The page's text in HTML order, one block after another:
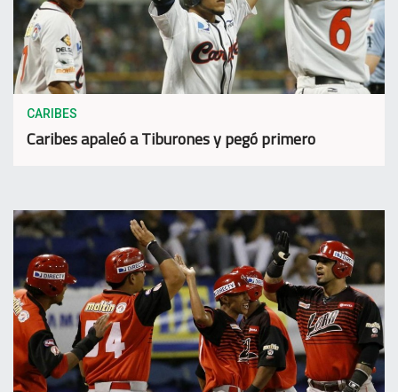
CARIBES
Caribes apaleó a Tiburones y pegó primero